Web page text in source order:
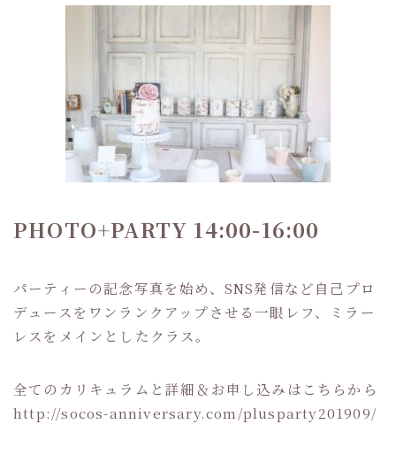
PHOTO+PARTY 14:00-16:00
パーティーの記念写真を始め、SNS発信など自己プロ
デュースをワンランクアップさせる一眼レフ、ミラー
レスをメインとしたクラス。
全てのカリキュラムと詳細＆お申し込みはこちらから
http://socos-anniversary.com/plusparty201909/